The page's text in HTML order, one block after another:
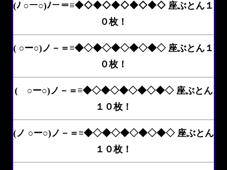
(ﾉ ○ー○)ﾉ－＝≡◆◇◆◇◆◇◆◇◆◇ 座ぶとん１
０枚！
( ○ー○)ノ－＝≡◆◇◆◇◆◇◆◇◆◇ 座ぶとん１
０枚！
( ○ー○)ノ－＝≡◆◇◆◇◆◇◆◇◆◇ 座ぶとん
１０枚！
(ノ ○ー○)ノ－＝≡◆◇◆◇◆◇◆◇◆◇ 座ぶとん
１０枚！